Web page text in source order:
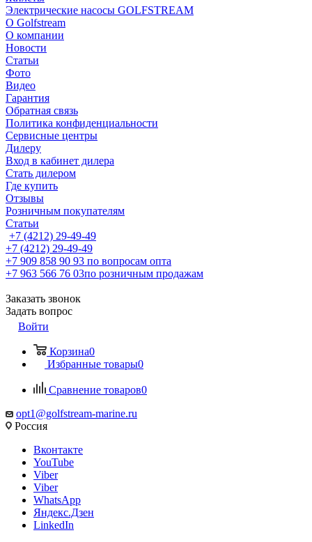
Электрические насосы GOLFSTREAM
О Golfstream
О компании
Новости
Статьи
Фото
Видео
Гарантия
Обратная связь
Политика конфиденциальности
Сервисные центры
Дилеру
Вход в кабинет дилера
Стать дилером
Где купить
Отзывы
Розничным покупателям
Статьи
+7 (4212) 29-49-49
+7 (4212) 29-49-49
+7 909 858 90 93 по вопросам опта
+7 963 566 76 03по розничным продажам
Заказать звонок
Задать вопрос
Войти
Корзина0
Избранные товары0
Сравнение товаров0
opt1@golfstream-marine.ru
Россия
Вконтакте
YouTube
Viber
Viber
WhatsApp
Яндекс.Дзен
LinkedIn